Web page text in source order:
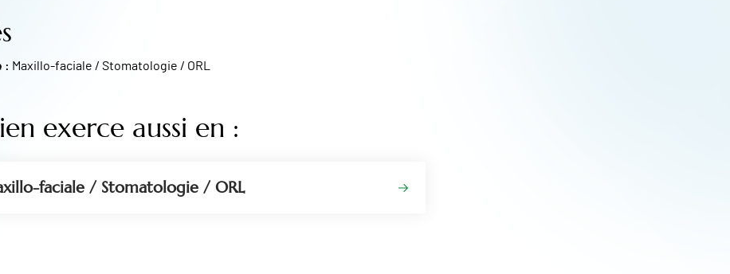
: Maxillo-faciale / Stomatologie / ORL
exerce aussi en :
faciale / Stomatologie / ORL